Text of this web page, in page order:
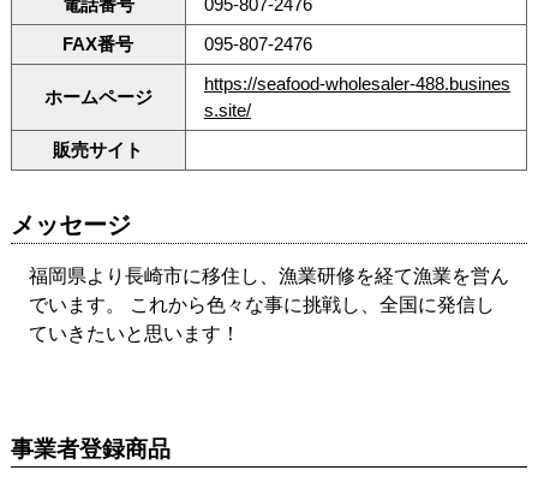
電話番号
095-807-2476
FAX番号
095-807-2476
ホームページ
https://seafood-wholesaler-488.busines
s.site/
販売サイト
メッセージ
福岡県より長崎市に移住し、漁業研修を経て漁業を営ん
でいます。 これから色々な事に挑戦し、全国に発信し
ていきたいと思います！
事業者登録商品